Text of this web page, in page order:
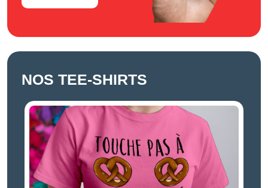
NOS TEE-SHIRTS